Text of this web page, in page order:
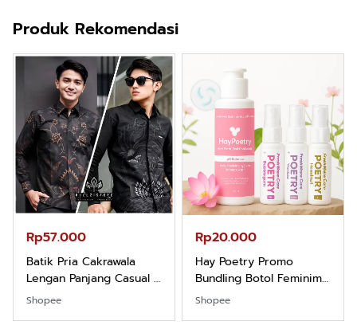
Produk Rekomendasi
Rp57.000
Batik Pria Cakrawala
Lengan Panjang Casual -
Kemeja Batik Pria
Dewasa Lengan Panjang
Shopee
Rp20.000
Hay Poetry Promo
Bundling Botol Feminim
Care Perawatan
Keputihan Kewanitaan
Shopee